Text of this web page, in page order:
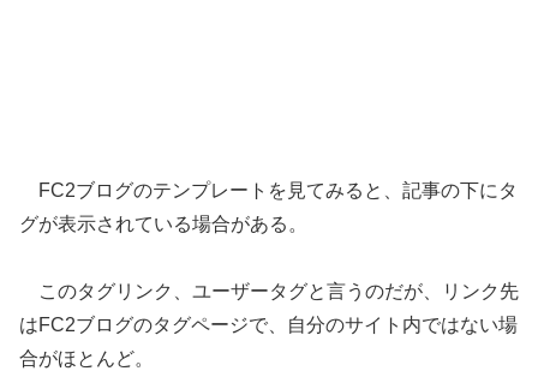
FC2ブログのテンプレートを見てみると、記事の下にタ
グが表示されている場合がある。
このタグリンク、ユーザータグと言うのだが、リンク先
はFC2ブログのタグページで、自分のサイト内ではない場
合がほとんど。